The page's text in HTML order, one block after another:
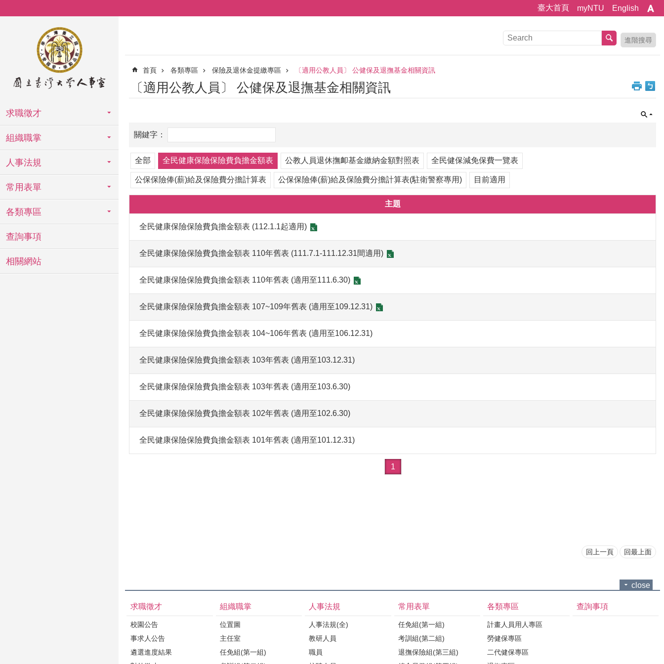
臺大首頁 myNTU English
求職徵才
組織職掌
人事法規
常用表單
各類專區
查詢事項
相關網站
進階搜尋
首頁 各類專區 保險及退休金提繳專區 〔適用公教人員〕 公健保及退撫基金相關資訊
〔適用公教人員〕 公健保及退撫基金相關資訊
全部 全民健康保險保險費負擔金額表 公教人員退休撫卹基金繳納金額對照表 全民健保減免保費一覽表
公保保險俸(薪)給及保險費分擔計算表 公保保險俸(薪)給及保險費分擔計算表(駐衛警察專用) 目前適用
主題
全民健康保險保險費負擔金額表 (112.1.1起適用)
全民健康保險保險費負擔金額表 110年舊表 (111.7.1-111.12.31間適用)
全民健康保險保險費負擔金額表 110年舊表 (適用至111.6.30)
全民健康保險保險費負擔金額表 107~109年舊表 (適用至109.12.31)
全民健康保險保險費負擔金額表 104~106年舊表 (適用至106.12.31)
全民健康保險保險費負擔金額表 103年舊表 (適用至103.12.31)
全民健康保險保險費負擔金額表 103年舊表 (適用至103.6.30)
全民健康保險保險費負擔金額表 102年舊表 (適用至102.6.30)
全民健康保險保險費負擔金額表 101年舊表 (適用至101.12.31)
1
回上一頁 回最上面
close
求職徵才
校園公告
事求人公告
遴選進度結果
組織職掌
位置圖
主任室
任免組(第一組)
人事法規
人事法規(全)
教研人員
職員
常用表單
任免組(第一組)
考訓組(第二組)
退撫保險組(第三組)
各類專區
計畫人員用人專區
勞健保專區
二代健保專區
查詢事項